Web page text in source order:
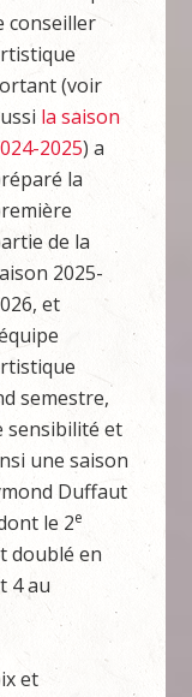
conseiller
(voir
la saison
2025) a
la
de la
2025-
et
semestre,
sensibilité et
une saison
Duffaut
le 2e
doublé en
4 au
et